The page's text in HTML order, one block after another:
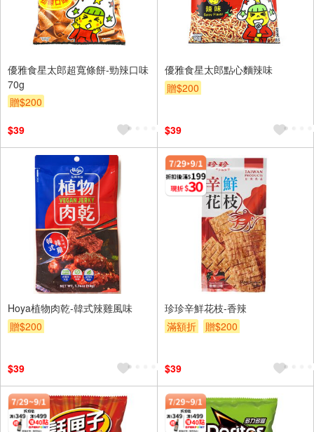
優雅食星太郎超寬條餅-勁辣口味
70g
贈$200
$39
優雅食星太郎點心麵辣味
贈$200
$39
Hoya植物肉乾-韓式辣雞風味
贈$200
$39
珍珍辛鮮花枝-香辣
滿額折
贈$200
$39